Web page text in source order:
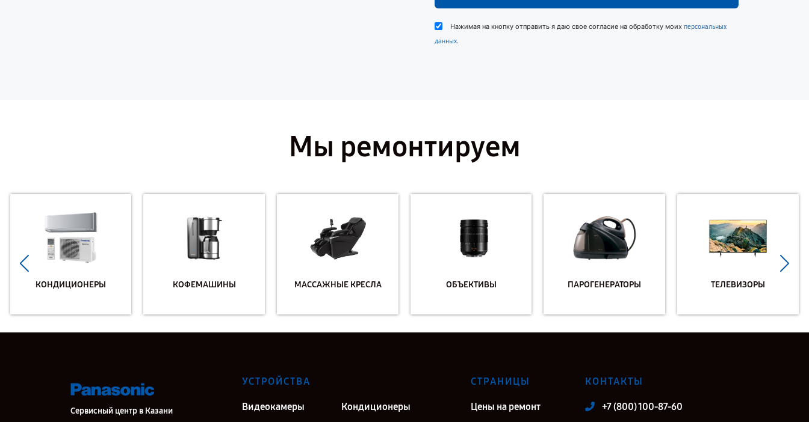
Нажимая на кнопку отправить я даю свое согласие на обработку моих персональных
данных.
Мы ремонтируем
КОНДИЦИОНЕРЫ КОФЕМАШИНЫ МАССАЖНЫЕ КРЕСЛА ОБЪЕКТИВЫ ПАРОГЕНЕРАТОРЫ ТЕЛЕВИЗОРЫ
Сервисный центр в Казани
УСТРОЙСТВА
Видеокамеры Кондиционеры
СТРАНИЦЫ
Цены на ремонт
КОНТАКТЫ
+7 (800) 100-87-60